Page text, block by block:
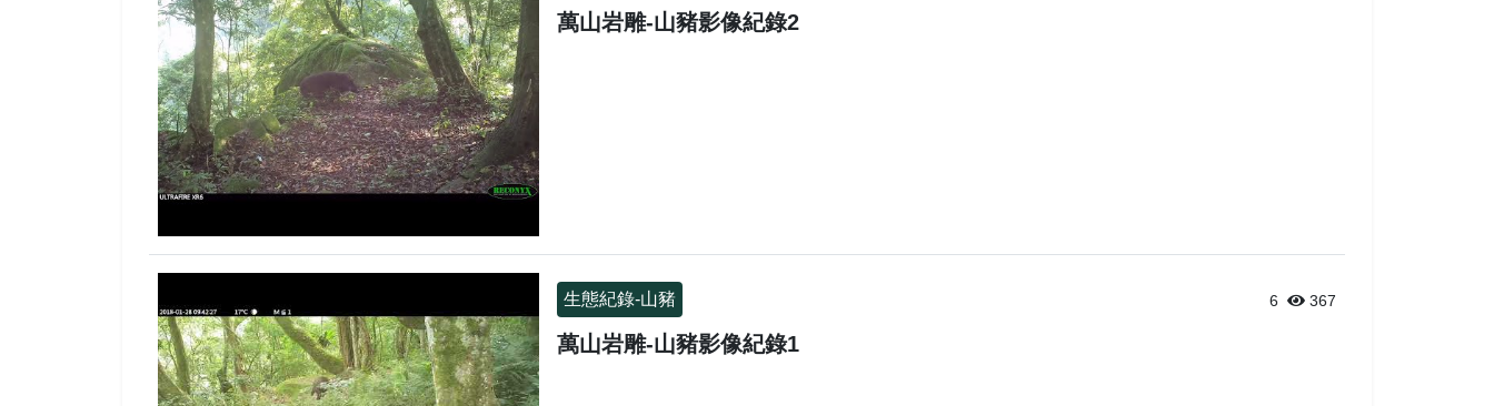
萬山岩雕-山豬影像紀錄2
生態紀錄-山豬 6 367
萬山岩雕-山豬影像紀錄1